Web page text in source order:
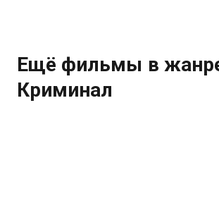
Ещё фильмы в
Криминал